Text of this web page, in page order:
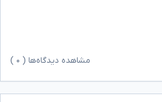
مشاهده دیدگاه‌ها ( ۰